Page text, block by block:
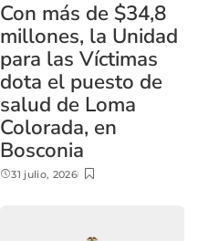
Con más de $34,8
millones, la Unidad
para las Víctimas
dota el puesto de
salud de Loma
Colorada, en
Bosconia
31 julio, 2026